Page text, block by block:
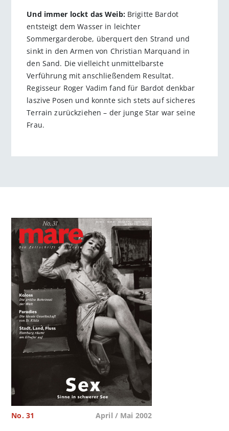
Und immer lockt das Weib:Brigitte Bardot
entsteigt dem Wasser in leichter
Sommergarderobe, überquert den Strand und
sinkt in den Armen von Christian Marquand in
den Sand. Die vielleicht unmittelbarste
Verführung mit anschließendem Resultat.
Regisseur Roger Vadim fand für Bardot denkbar
laszive Posen und konnte sich stets auf sicheres
Terrain zurückziehen – der junge Star war seine
Frau.
No. 31 April / Mai 2002